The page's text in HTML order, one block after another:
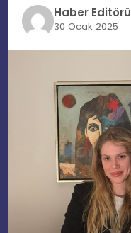
EĞITIM
Haber Editörü
30 Ocak 2025